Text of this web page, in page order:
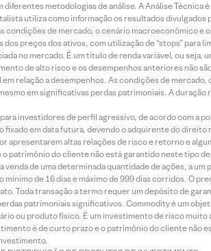
diferentes metodologias de análise. A Análise
utiliza como informação os resultados
condições de mercado, o cenário macroeconômico
preços dos ativos, com utilização de “stops” para
no mercado. É um título de renda variável, ou
de alto risco e os desempenhos anteriores não
relação a desempenhos. As condições de
em significativas perdas patrimoniais. A
investidores de perfil agressivo, de acordo com a
em data futura, devendo o adquirente do
apresentarem altas relações de risco e retorno e
patrimônio do cliente não está garantido neste tipo
de uma determinada quantidade de ações, a
de 16 dias e máximo de 999 dias corridos. O
Toda transação a termo requer um depósito de
patrimoniais significativos. Commodity é um
ou produto físico. É um investimento de risco
é de curto prazo e o patrimônio do cliente